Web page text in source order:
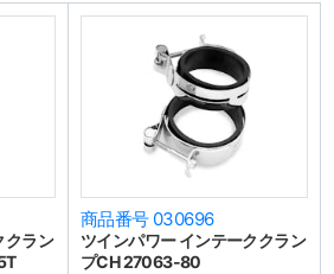
クラン
商品番号 030696
ツインパワー インテーククラン
プCH 27063-80